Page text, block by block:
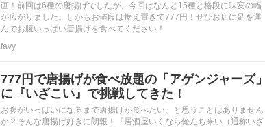
画！前回は6種の唐揚げでしたが、今回はなんと15種と格段に味変の幅
が広がりました。しかもお値段は据え置きで777円！ぜひお店に足を運
んでお腹いっぱい唐揚げを食べてください！
favy
777円で唐揚げが食べ放題の「アゲンジャーズ」
に『いざこい』で挑戦してきた！
お腹がいっぱいになるまで唐揚げが食べたい、と思うことはありません
か？そんな唐揚げ好きに朗報！『居酒屋いくなら俺んち来い（通称いざ